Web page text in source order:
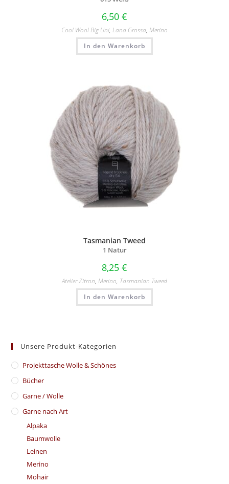
6,50 €
Cool Wool Big Uni, Lana Grossa, Merino
In den Warenkorb
Tasmanian Tweed
1 Natur
8,25 €
Atelier Zitron, Merino, Tasmanian Tweed
In den Warenkorb
Unsere Produkt-Kategorien
​Projekttasche Wolle & Schönes
Bücher
Garne / Wolle
Garne nach Art
Alpaka
Baumwolle
Leinen
Merino
Mohair